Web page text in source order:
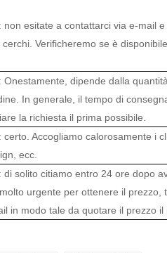
non esitate a contattarci via e-mail
cerchi. Verificheremo se è
Onestamente, dipende dalla
In generale, il tempo di
la richiesta il prima possibile.
certo. Accogliamo calorosamente i
ecc.
di solito citiamo entro 24 ore dopo
urgente per ottenere il prezzo,
in modo tale da quotare il prezzo il